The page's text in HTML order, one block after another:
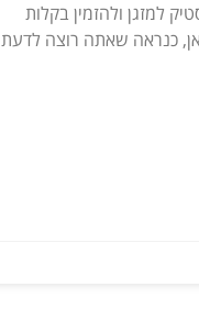
למזגן ולהזמין בקלות
כנראה שאתה רוצה לדעת